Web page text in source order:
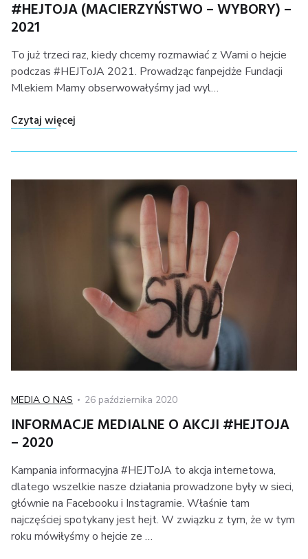
#HEJTOJA (MACIERZYŃSTWO – WYBORY) –
2021
To już trzeci raz, kiedy chcemy rozmawiać z Wami o hejcie
podczas #HEJToJA 2021. Prowadząc fanpejdże Fundacji
Mlekiem Mamy obserwowałyśmy jad wyl…
Czytaj więcej
Kategoria
MEDIA O NAS
Posted
26 października 2020
INFORMACJE MEDIALNE O AKCJI #HEJTOJA
– 2020
Kampania informacyjna #HEJToJA to akcja internetowa,
dlatego wszelkie nasze działania prowadzone były w sieci,
głównie na Facebooku i Instagramie. Właśnie tam
najczęściej spotykany jest hejt. W związku z tym, że w tym
roku mówiłyśmy o hejcie ze …